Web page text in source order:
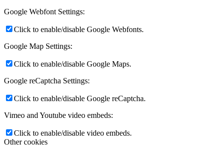
Google Webfont Settings:
Click to enable/disable Google Webfonts.
Google Map Settings:
Click to enable/disable Google Maps.
Google reCaptcha Settings:
Click to enable/disable Google reCaptcha.
Vimeo and Youtube video embeds:
Click to enable/disable video embeds.
Other cookies